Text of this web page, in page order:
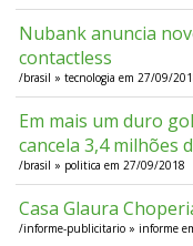
Nubank anuncia
contactless
/brasil » tecnologia em 27/09/
Em mais um duro
cancela 3,4 milhões
/brasil » politica em 27/09/2018
Casa Glaura
/informe-publicitario » informe